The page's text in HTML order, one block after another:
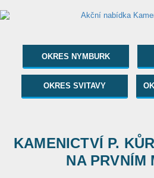
OKRES NYMBURK
OKRES SVITAVY
KAMENICTVÍ P.
NA PRVNÍM